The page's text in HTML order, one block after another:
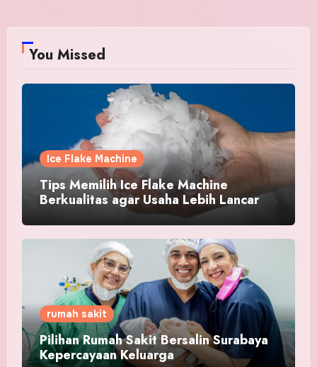
You Missed
Ice Flake Machine
Tips Memilih Ice Flake Machine
Berkualitas agar Usaha Lebih Lancar
rumah sakit
Pilihan Rumah Sakit Bersalin Surabaya
Kepercayaan Keluarga